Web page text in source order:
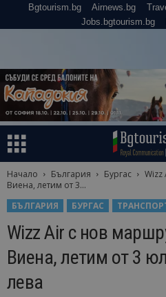
Bgtourism.bg Airnews.bg
Jobs.bgtourism.bg
Начало България Бургас
Wizz
Виена, летим от 3...
БЪЛГАРИЯ
БУРГАС
Wizz Air с нов
Виена, летим от 3
лева